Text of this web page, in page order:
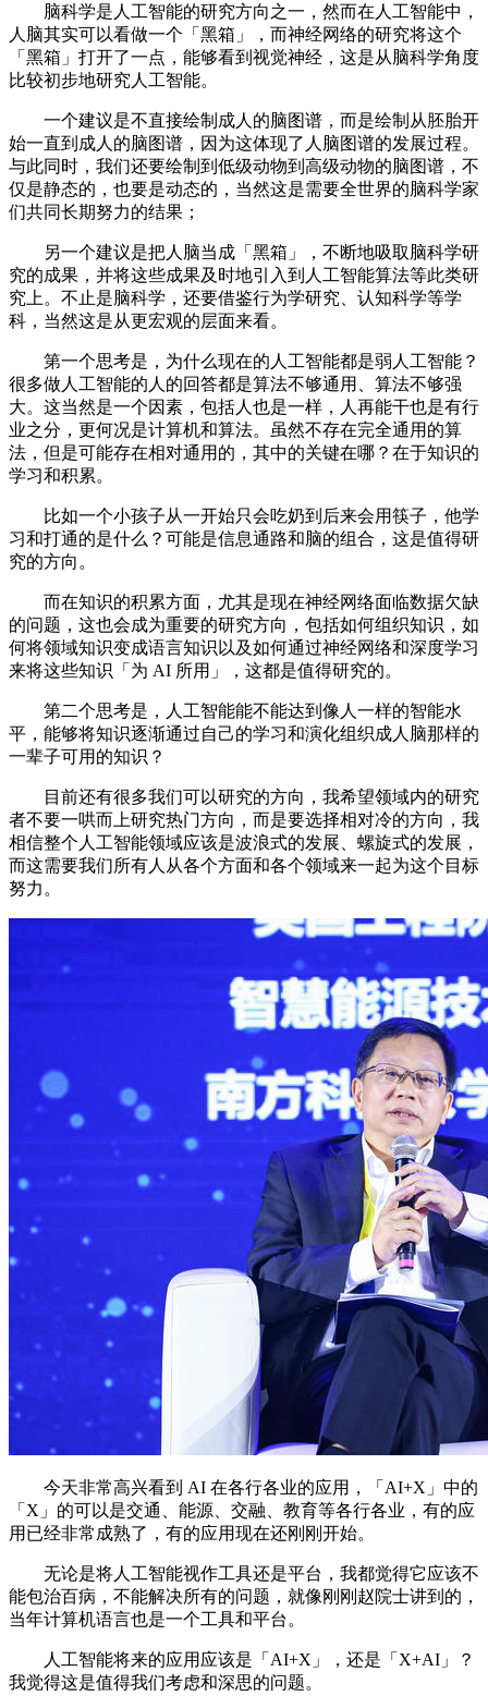
脑科学是人工智能的研究方向之一，然而在人工智能中，
人脑其实可以看做一个「黑箱」，而神经网络的研究将这个
「黑箱」打开了一点，能够看到视觉神经，这是从脑科学角度
比较初步地研究人工智能。
一个建议是不直接绘制成人的脑图谱，而是绘制从胚胎开
始一直到成人的脑图谱，因为这体现了人脑图谱的发展过程。
与此同时，我们还要绘制到低级动物到高级动物的脑图谱，不
仅是静态的，也要是动态的，当然这是需要全世界的脑科学家
们共同长期努力的结果；
另一个建议是把人脑当成「黑箱」，不断地吸取脑科学研
究的成果，并将这些成果及时地引入到人工智能算法等此类研
究上。不止是脑科学，还要借鉴行为学研究、认知科学等学
科，当然这是从更宏观的层面来看。
第一个思考是，为什么现在的人工智能都是弱人工智能？
很多做人工智能的人的回答都是算法不够通用、算法不够强
大。这当然是一个因素，包括人也是一样，人再能干也是有行
业之分，更何况是计算机和算法。虽然不存在完全通用的算
法，但是可能存在相对通用的，其中的关键在哪？在于知识的
学习和积累。
比如一个小孩子从一开始只会吃奶到后来会用筷子，他学
习和打通的是什么？可能是信息通路和脑的组合，这是值得研
究的方向。
而在知识的积累方面，尤其是现在神经网络面临数据欠缺
的问题，这也会成为重要的研究方向，包括如何组织知识，如
何将领域知识变成语言知识以及如何通过神经网络和深度学习
来将这些知识「为 AI 所用」，这都是值得研究的。
第二个思考是，人工智能能不能达到像人一样的智能水
平，能够将知识逐渐通过自己的学习和演化组织成人脑那样的
一辈子可用的知识？
目前还有很多我们可以研究的方向，我希望领域内的研究
者不要一哄而上研究热门方向，而是要选择相对冷的方向，我
相信整个人工智能领域应该是波浪式的发展、螺旋式的发展，
而这需要我们所有人从各个方面和各个领域来一起为这个目标
努力。
今天非常高兴看到 AI 在各行各业的应用，「AI+X」中的
「X」的可以是交通、能源、交融、教育等各行各业，有的应
用已经非常成熟了，有的应用现在还刚刚开始。
无论是将人工智能视作工具还是平台，我都觉得它应该不
能包治百病，不能解决所有的问题，就像刚刚赵院士讲到的，
当年计算机语言也是一个工具和平台。
人工智能将来的应用应该是「AI+X」，还是「X+AI」？
我觉得这是值得我们考虑和深思的问题。